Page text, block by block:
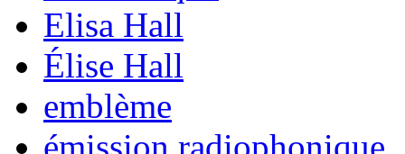
Elisa Hall
Élise Hall
emblème